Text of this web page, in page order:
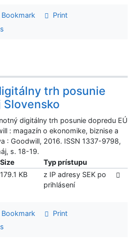
Bookmark
Print
trh posunie
Slovensko
digitálny trh posunie dopredu EÚ
: magazín o ekonomike, biznise a
: Goodwill, 2016. ISSN 1337-9798,
s. 18-19.
Size
Typ prístupu
179.1 KB
z IP adresy SEK po
prihlásení
Bookmark
Print